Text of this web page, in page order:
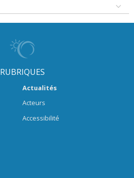
RUBRIQUES
Actualités
Acteurs
Accessibilité